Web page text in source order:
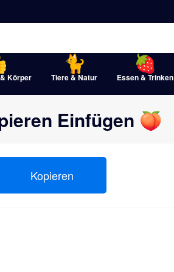
Körper Tiere & Natur Essen & Trinken
Einfügen 🍑
Kopieren